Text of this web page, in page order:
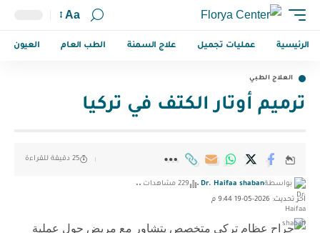
Aa
الرئيسية عمليات تجميل علاج السمنة الطب العام العيون
العلاج الطبي
ترميم أوتار الكتف في تركيا
آخر تحديث: 2026-05-19 9:44 م
بواسطةDr. Haifaa shaban 229 مشاهدات
25 دقيقة للقراءة